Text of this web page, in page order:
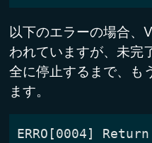
以下のエラーの場合、
われていますが、未完
全に停止するまで、も
ます。